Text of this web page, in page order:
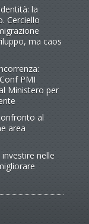
la
Cerciello
ma caos
PMI
Ministero per
al
area
nelle